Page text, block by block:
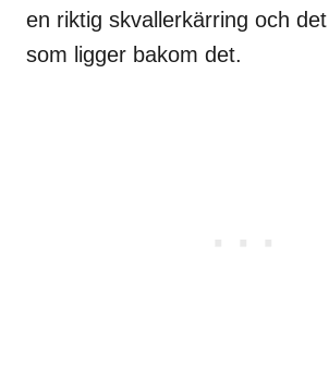
en riktig skvallerkärring och
som ligger bakom det.